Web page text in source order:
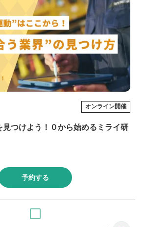
オンライン開催
見つけよう！０から始めるミライ研
予約する